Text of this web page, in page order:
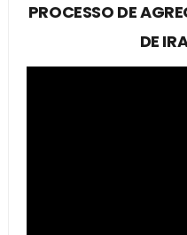
PROCESSO DE
DE